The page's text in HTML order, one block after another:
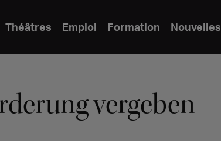
Théâtres Emploi Formation Nouvelles
vergeben